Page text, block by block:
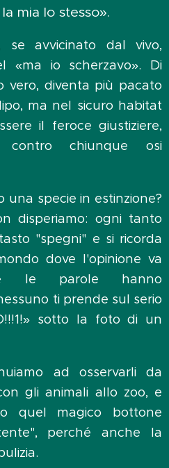
mia lo stesso».
avvicinato dal vivo,
«ma io scherzavo». Di
diventa più pacato
ma nel sicuro habitat
il feroce giustiziere,
contro chiunque osi
una specie in estinzione?
disperiamo: ogni tanto
"spegni" e si ricorda
dove l'opinione va
le parole hanno
ti prende sul serio
sotto la foto di un
ad osservarli da
gli animali allo zoo, e
quel magico bottone
perché anche la